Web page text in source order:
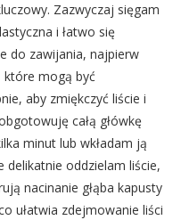
Zazwyczaj sięgam
i łatwo się
do zawijania, najpierw
które mogą być
aby zmiękczyć liście i
całą główkę
minut lub wkładam ją
delikatnie oddzielam liście,
nacinanie głąba kapusty
ułatwia zdejmowanie liści